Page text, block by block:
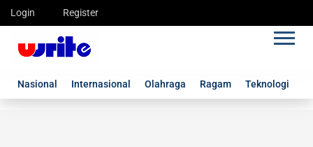
Login Register
Nasional Internasional Olahraga Ragam Teknologi